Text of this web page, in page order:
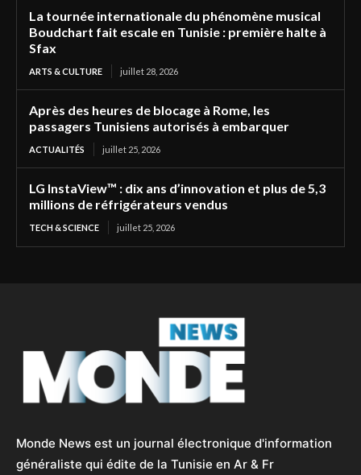
La tournée internationale du phénomène musical
Boudchart fait escale en Tunisie : première halte à
Sfax
ARTS & CULTURE juillet 28, 2026
Après des heures de blocage à Rome, les
passagers Tunisiens autorisés à embarquer
ACTUALITÉS juillet 25, 2026
LG InstaView™ : dix ans d’innovation et plus de 5,3
millions de réfrigérateurs vendus
TECH & SCIENCE juillet 25, 2026
Monde News est un journal électronique d'information
généraliste qui édite de la Tunisie en Ar & Fr